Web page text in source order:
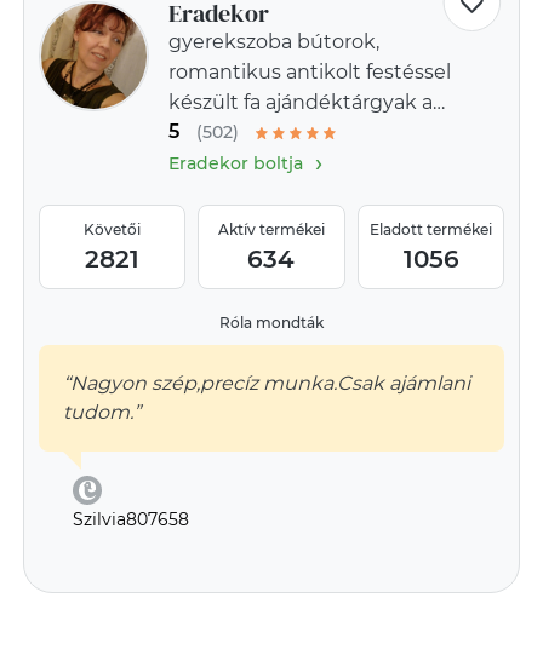
Eradekor
gyerekszoba bútorok,
romantikus antikolt festéssel
készült fa ajándéktárgyak a
provence-i stílus jegyében
5
(502)
Eradekor boltja›
Követői
2821
Aktív termékei
634
Eladott termékei
1056
Róla mondták
“Nagyon szép,precíz munka.Csak ajámlani
tudom.”
Szilvia807658